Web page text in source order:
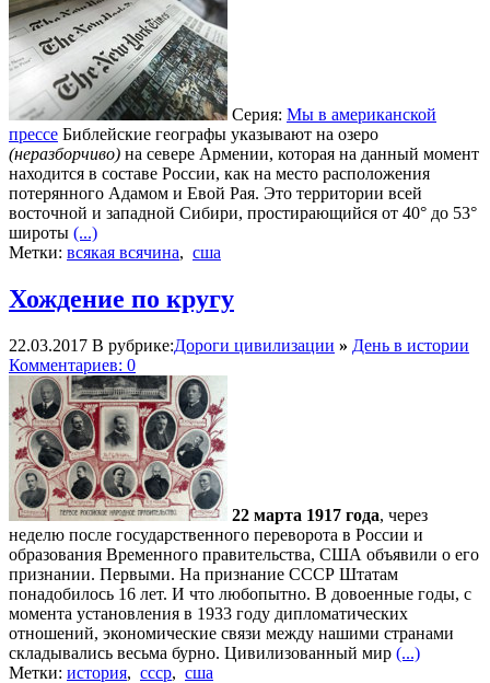
Серия: Мы в американской
прессе Библейские географы указывают на озеро
(неразборчиво) на севере Армении, которая на данный момент
находится в составе России, как на место расположения
потерянного Адамом и Евой Рая. Это территории всей
восточной и западной Сибири, простирающийся от 40° до 53°
широты (...)
Метки: всякая всячина, сша
Хождение по кругу
22.03.2017 В рубрике:Дороги цивилизации » День в истории
Комментариев: 0
22 марта 1917 года, через
неделю после государственного переворота в России и
образования Временного правительства, США объявили о его
признании. Первыми. На признание СССР Штатам
понадобилось 16 лет. И что любопытно. В довоенные годы, с
момента установления в 1933 году дипломатических
отношений, экономические связи между нашими странами
складывались весьма бурно. Цивилизованный мир (...)
Метки: история, ссср, сша